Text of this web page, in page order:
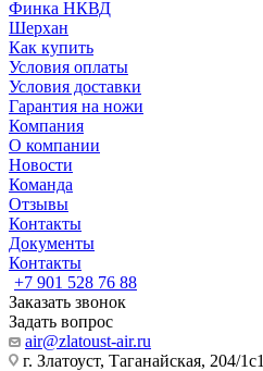
Финка НКВД
Шерхан
Как купить
Условия оплаты
Условия доставки
Гарантия на ножи
Компания
О компании
Новости
Команда
Отзывы
Контакты
Документы
Контакты
+7 901 528 76 88
Заказать звонок
Задать вопрос
air@zlatoust-air.ru
г. Златоуст, Таганайская, 204/1с1